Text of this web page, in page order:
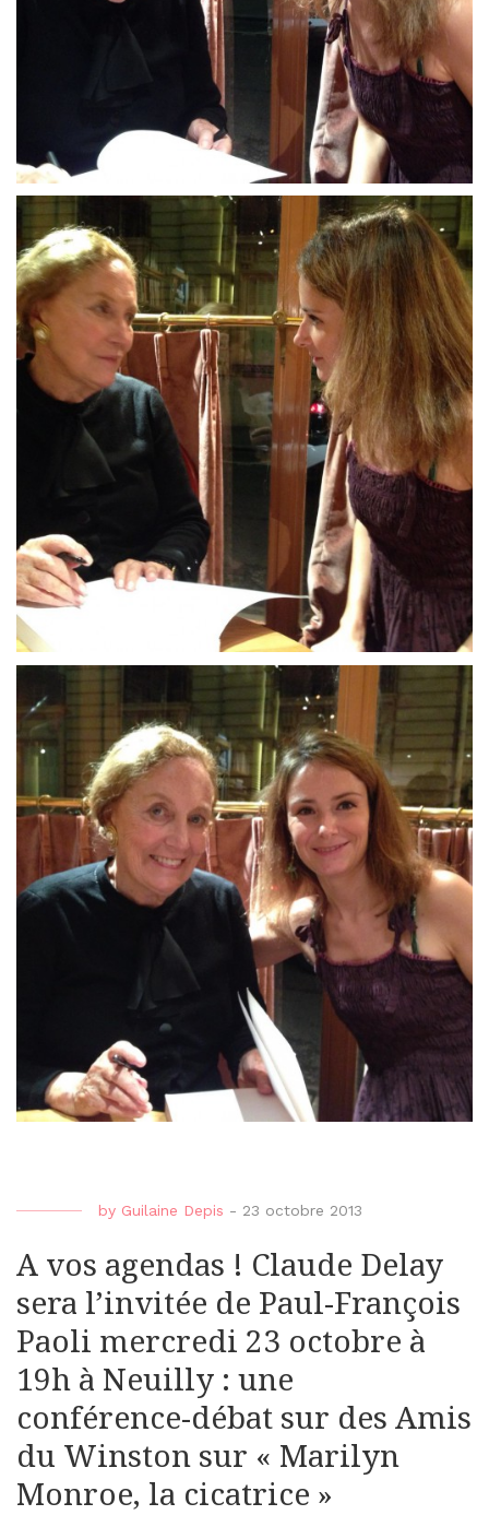
by Guilaine Depis - 23 octobre 2013
A vos agendas ! Claude Delay
sera l’invitée de Paul-François
Paoli mercredi 23 octobre à
19h à Neuilly : une
conférence-débat sur des Amis
du Winston sur « Marilyn
Monroe, la cicatrice »